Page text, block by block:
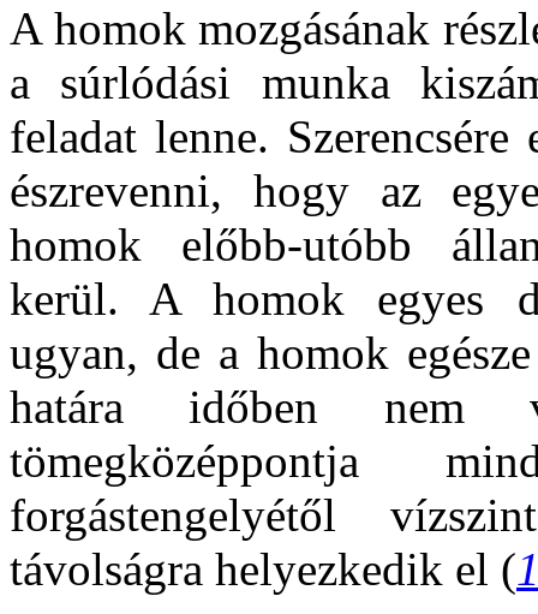
A homok mozgásának
a súrlódási munka
feladat lenne.
észrevenni, hogy az
homok előbb-utóbb
kerül. A homok egyes
ugyan, de a homok
határa időben nem
tömegközéppontja
forgástengelyétől
távolságra helyezkedik el (